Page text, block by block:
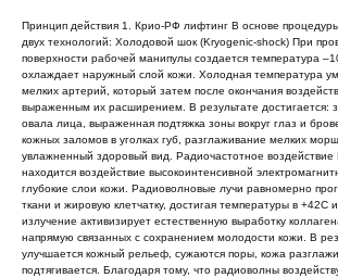
Принцип действия 1. Крио-РФ лифтинг В основе
двух технологий: Холодовой шок (Kryogenic-shock) При
поверхности рабочей манипулы создается температура
охлаждает наружный слой кожи. Холодная температура
мелких артерий, который затем после окончания
выраженным их расширением. В результате достигается:
овала лица, выраженная подтяжка зоны вокруг глаз и
кожных заломов в уголках губ, разглаживание мелких
увлажненный здоровый вид. Радиочастотное
находится воздействие высокоинтенсивной
глубокие слои кожи. Радиоволновые лучи равномерно
ткани и жировую клетчатку, достигая температуры в
излучение активизирует естественную выработку
напрямую связанных с сохранением молодости кожи. В
улучшается кожный рельеф, сужаются поры, кожа
подтягивается. Благодаря тому, что радиоволны